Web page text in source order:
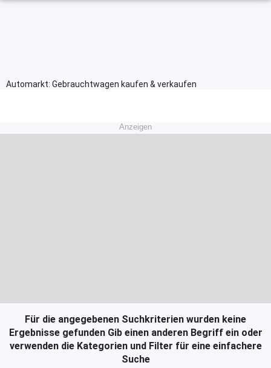
Automarkt: Gebrauchtwagen kaufen & verkaufen
Anzeigen
Für die angegebenen Suchkriterien wurden keine
Ergebnisse gefunden Gib einen anderen Begriff ein oder
verwenden die Kategorien und Filter für eine einfachere
Suche